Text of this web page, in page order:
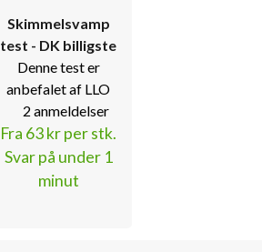
Skimmelsvamp
test - DK billigste
Denne test er
anbefalet af LLO
2 anmeldelser
Fra 63 kr per stk.
Svar på under 1
minut